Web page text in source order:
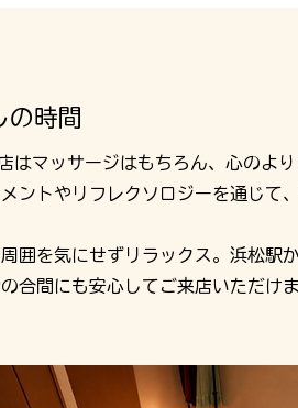
の時間
マッサージはもちろん、心のより
ントやリフレクソロジーを通じて
囲を気にせずリラックス。浜松駅
合間にも安心してご来店いただけま